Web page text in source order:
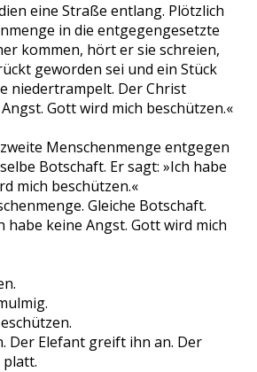
eine Straße entlang. Plötzlich
in die entgegengesetzte
kommen, hört er sie schreien,
geworden sei und ein Stück
niedertrampelt. Der Christ
Gott wird mich beschützen.«
Menschenmenge entgegen
Botschaft. Er sagt: »Ich habe
mich beschützen.«
Gleiche Botschaft.
habe keine Angst. Gott wird mich
Der Elefant greift ihn an. Der